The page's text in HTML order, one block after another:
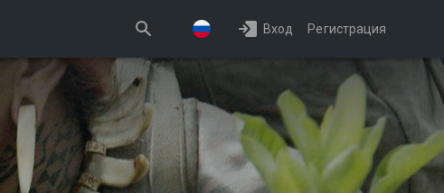
Вход Регистрация